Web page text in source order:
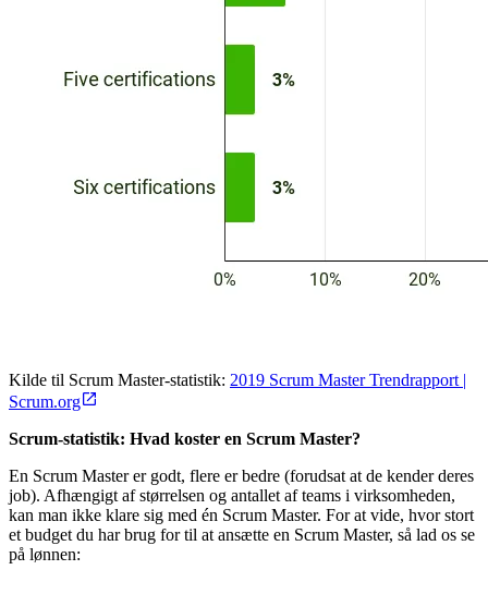
Kilde til Scrum Master-statistik: 2019 Scrum Master Trendrapport |
Scrum.org
Scrum-statistik: Hvad koster en Scrum Master?
En Scrum Master er godt, flere er bedre (forudsat at de kender deres
job). Afhængigt af størrelsen og antallet af teams i virksomheden,
kan man ikke klare sig med én Scrum Master. For at vide, hvor stort
et budget du har brug for til at ansætte en Scrum Master, så lad os se
på lønnen: